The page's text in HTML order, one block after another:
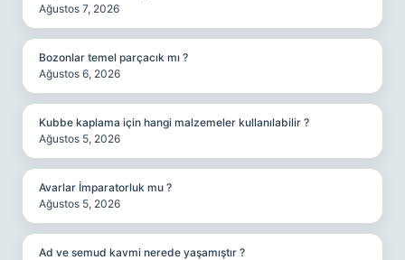
Ağustos 7, 2026
Bozonlar temel parçacık mı ?
Ağustos 6, 2026
Kubbe kaplama için hangi malzemeler kullanılabilir ?
Ağustos 5, 2026
Avarlar İmparatorluk mu ?
Ağustos 5, 2026
Ad ve semud kavmi nerede yaşamıştır ?